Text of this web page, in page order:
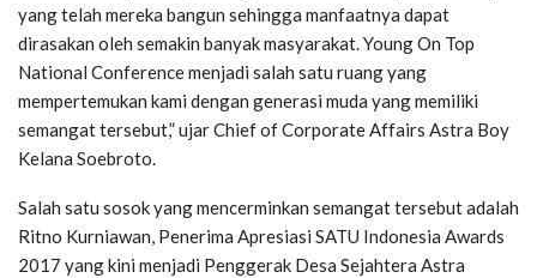
yang telah mereka bangun sehingga manfaatnya dapat
dirasakan oleh semakin banyak masyarakat. Young On Top
National Conference menjadi salah satu ruang yang
mempertemukan kami dengan generasi muda yang memiliki
semangat tersebut,” ujar Chief of Corporate Affairs Astra Boy
Kelana Soebroto.
Salah satu sosok yang mencerminkan semangat tersebut adalah
Ritno Kurniawan, Penerima Apresiasi SATU Indonesia Awards
2017 yang kini menjadi Penggerak Desa Sejahtera Astra